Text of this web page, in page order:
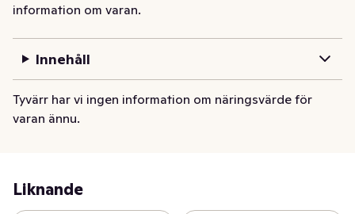
information om varan.
Innehåll
Tyvärr har vi ingen information om näringsvärde för
varan ännu.
Liknande